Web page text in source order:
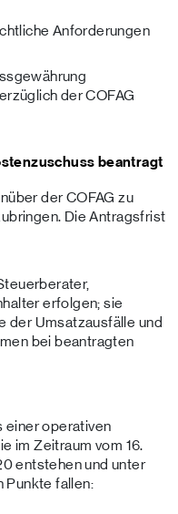
Anforderungen
der COFAG
beantragt
der COFAG zu
Die Antragsfrist
erfolgen; sie
der Umsatzausfälle und
bei beantragten
einer operativen
im Zeitraum vom 16.
entstehen und unter
Punkte fallen: